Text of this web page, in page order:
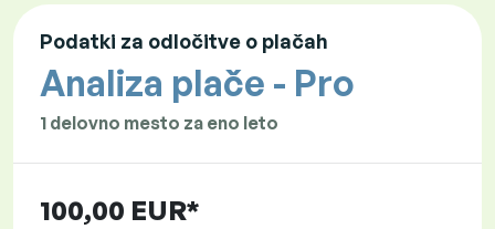
Podatki za odločitve o plačah
Analiza plače - Pro
1 delovno mesto za eno leto
100,00 EUR*